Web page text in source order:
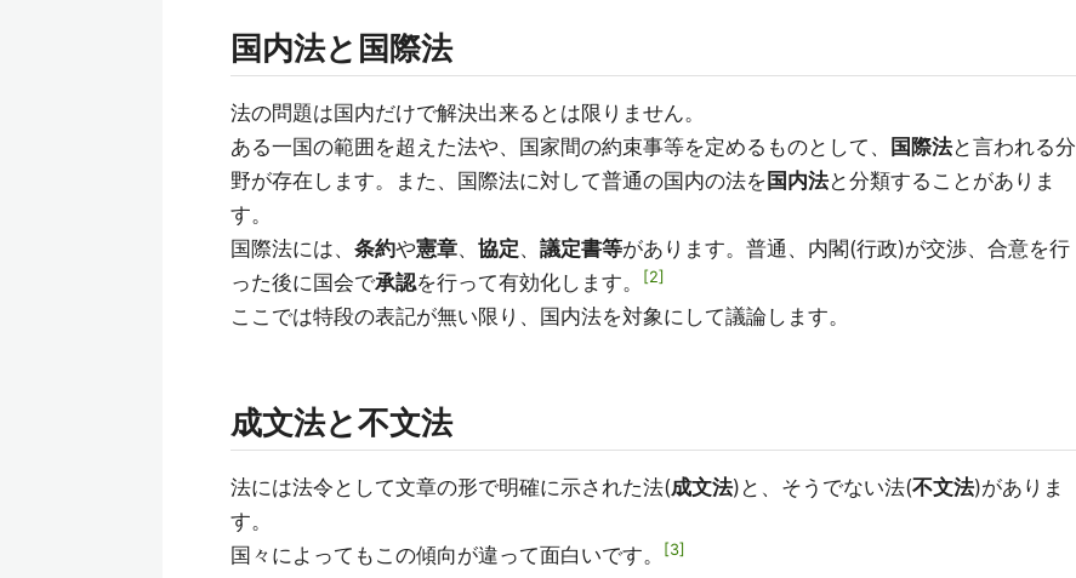
国内法と国際法
法の問題は国内だけで解決出来るとは限りません。
ある一国の範囲を超えた法や、国家間の約束事等を定めるものとして、
国際法と言われる分
野が存在します。また、国際法に対して普通の国内の法を 国内法と分類することがありま
す。
国際法には、 条約や憲章、 協定、 議定書等があります。普通、内閣(行政)が交渉、合意を行
った後に国会で承認を行って有効化します。 2
ここでは特段の表記が無い限り、国内法を対象にして議論します。
成文法と不文法
法には法令として文章の形で明確に示された法(成文法)と、そうでない法(不文法)がありま
す。
国々によってもこの傾向が違って面白いです。
3